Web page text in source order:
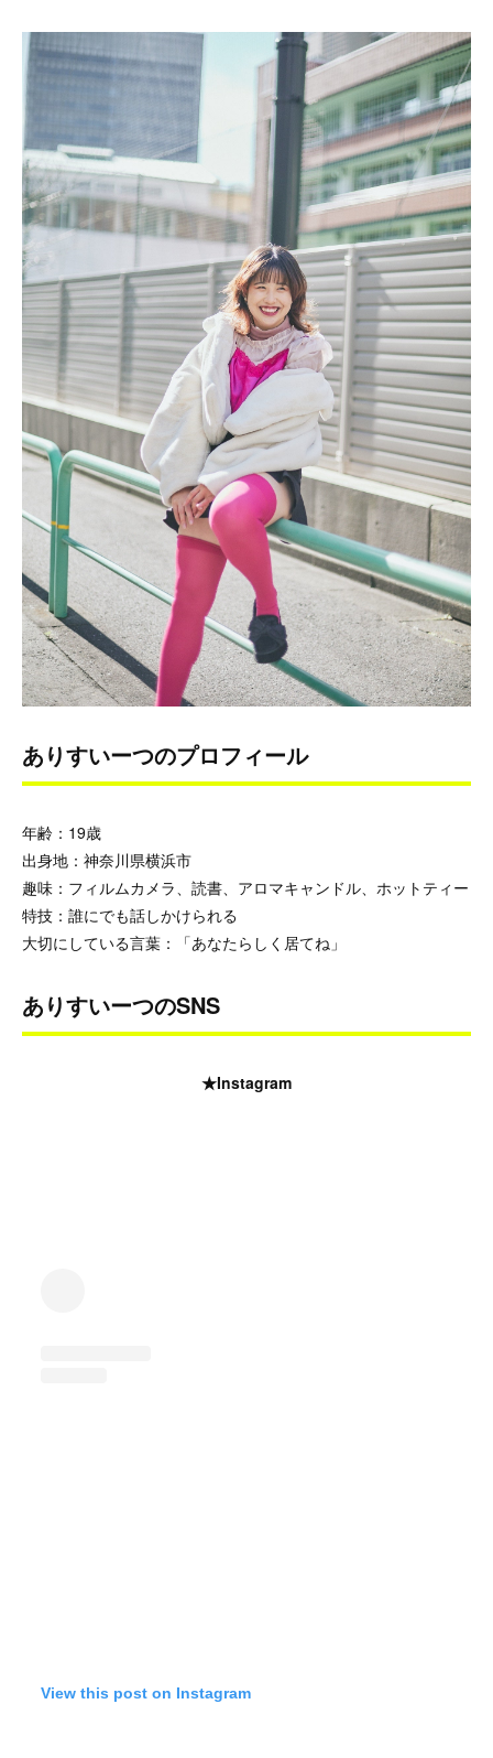
ありすいーつのプロフィール
年齢：19歳
出身地：神奈川県横浜市
趣味：フィルムカメラ、読書、アロマキャンドル、ホットティー
特技：誰にでも話しかけられる
大切にしている言葉：「あなたらしく居てね」
ありすいーつのSNS
★Instagram
View this post on Instagram